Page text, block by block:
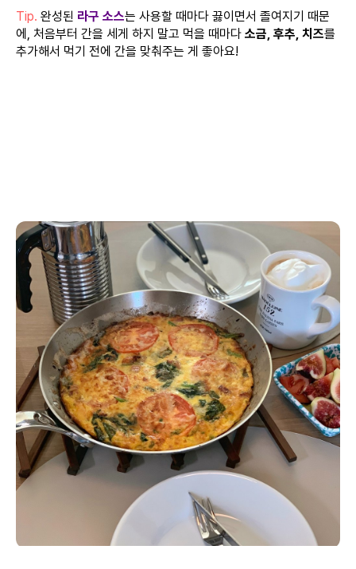
Tip. 완성된 라구 소스는 사용할 때마다 끓이면서 졸여지기 때문
에, 처음부터 간을 세게 하지 말고 먹을 때마다 소금, 후추, 치즈를
추가해서 먹기 전에 간을 맞춰주는 게 좋아요!